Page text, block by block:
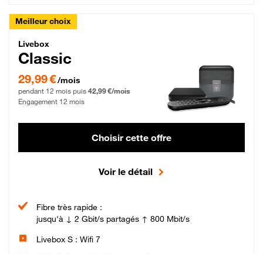
Meilleur choix
Livebox Classic Fibre
Livebox
Classic
29,99 € par mois pendant 12 mois puis 42,99 € par mois, Engagement 12 mois
29,99 €/mois
pendant 12 mois puis 42,99 €/mois
Engagement 12 mois
Choisir cette offre
Voir le détail
Fibre très rapide :
jusqu'à ↓ 2 Gbit/s partagés ↑ 800 Mbit/s
Livebox S : Wifi 7